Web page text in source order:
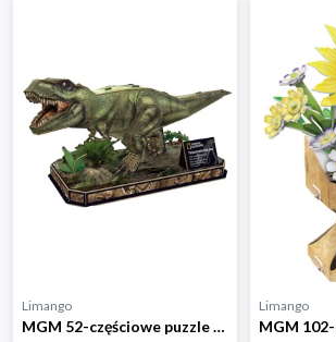
Limango
MGM 52-częściowe puzzle 3D "T-Rex" - 8+ rozmiar: onesize
Limango